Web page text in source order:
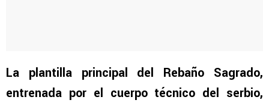
La plantilla principal del Rebaño Sagrado,
entrenada por el cuerpo técnico del serbio,